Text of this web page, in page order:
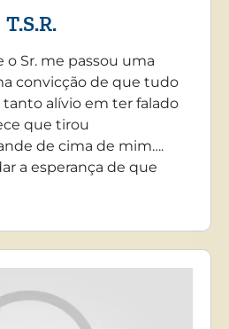
T.S.R.
o Sr. me passou uma
convicção de que tudo
alívio em ter falado
que tirou
de cima de mim….
a esperança de que